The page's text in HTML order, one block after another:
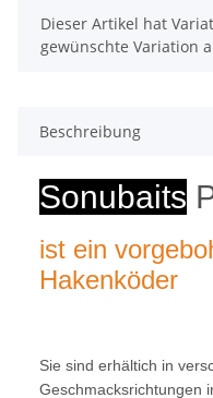
x
Dieser Artikel hat
gewünschte Variation
Beschreibung
Sonubaits
ist ein
Hakenköder
Sie sind erhältich in
Geschmacksrichtungen